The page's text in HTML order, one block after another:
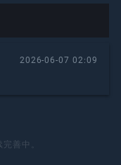
2026-06-07 02:09
善中。